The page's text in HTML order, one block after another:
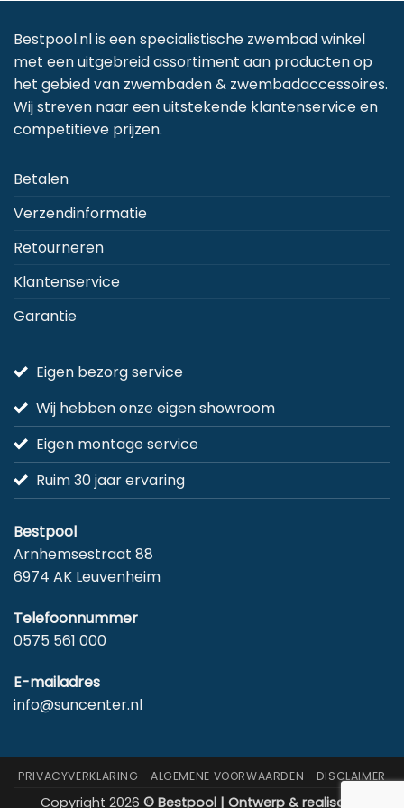
Bestpool.nl is een specialistische zwembad winkel
met een uitgebreid assortiment aan producten op
het gebied van zwembaden & zwembadaccessoires.
Wij streven naar een uitstekende klantenservice en
competitieve prijzen.
Betalen
Verzendinformatie
Retourneren
Klantenservice
Garantie
Eigen bezorg service
Wij hebben onze eigen showroom
Eigen montage service
Ruim 30 jaar ervaring
Bestpool
Arnhemsestraat 88
6974 AK Leuvenheim
Telefoonnummer
0575 561 000
E-mailadres
info@suncenter.nl
PRIVACYVERKLARING ALGEMENE VOORWAARDEN DISCLAIMER
Copyright 2026 © Bestpool | Ontwerp & realisatie: